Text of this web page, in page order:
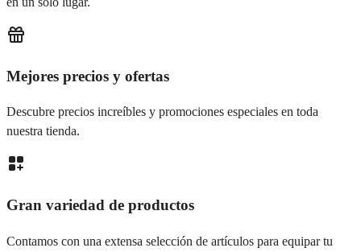
Mejores precios y ofertas
Descubre precios increíbles y promociones especiales en toda
nuestra tienda.
Gran variedad de productos
Contamos con una extensa selección de artículos para equipar tu